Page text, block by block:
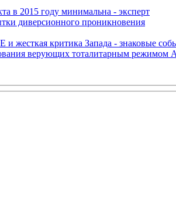
в 2015 году минимальна - эксперт
диверсионного проникновения
и жесткая критика Запада - знаковые
верующих тоталитарным режимом